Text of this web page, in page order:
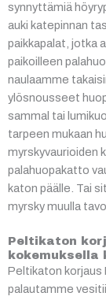
synnyttämiä
auki katepinnan
paikkapalat, jotka
paikoilleen
naulaamme
ylösnousseet
sammal tai
tarpeen mukaan
myrskyvaurioiden
palahuopakatto
katon päälle. Tai
myrsky muulla
Peltikaton
kokemuksella
Peltikaton korjaus
palautamme